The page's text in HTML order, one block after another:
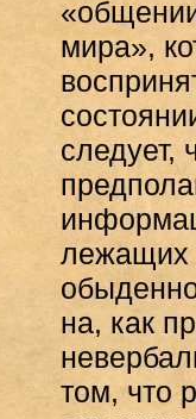
мира»,
следует,
лежащих
на, как
том, что